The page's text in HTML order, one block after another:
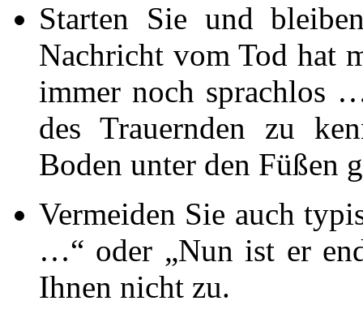
Starten Sie und
Nachricht vom Tod hat
immer noch sprachlos
des Trauernden zu
Boden unter den Füßen
Vermeiden Sie auch
…“ oder „Nun ist er
Ihnen nicht zu.